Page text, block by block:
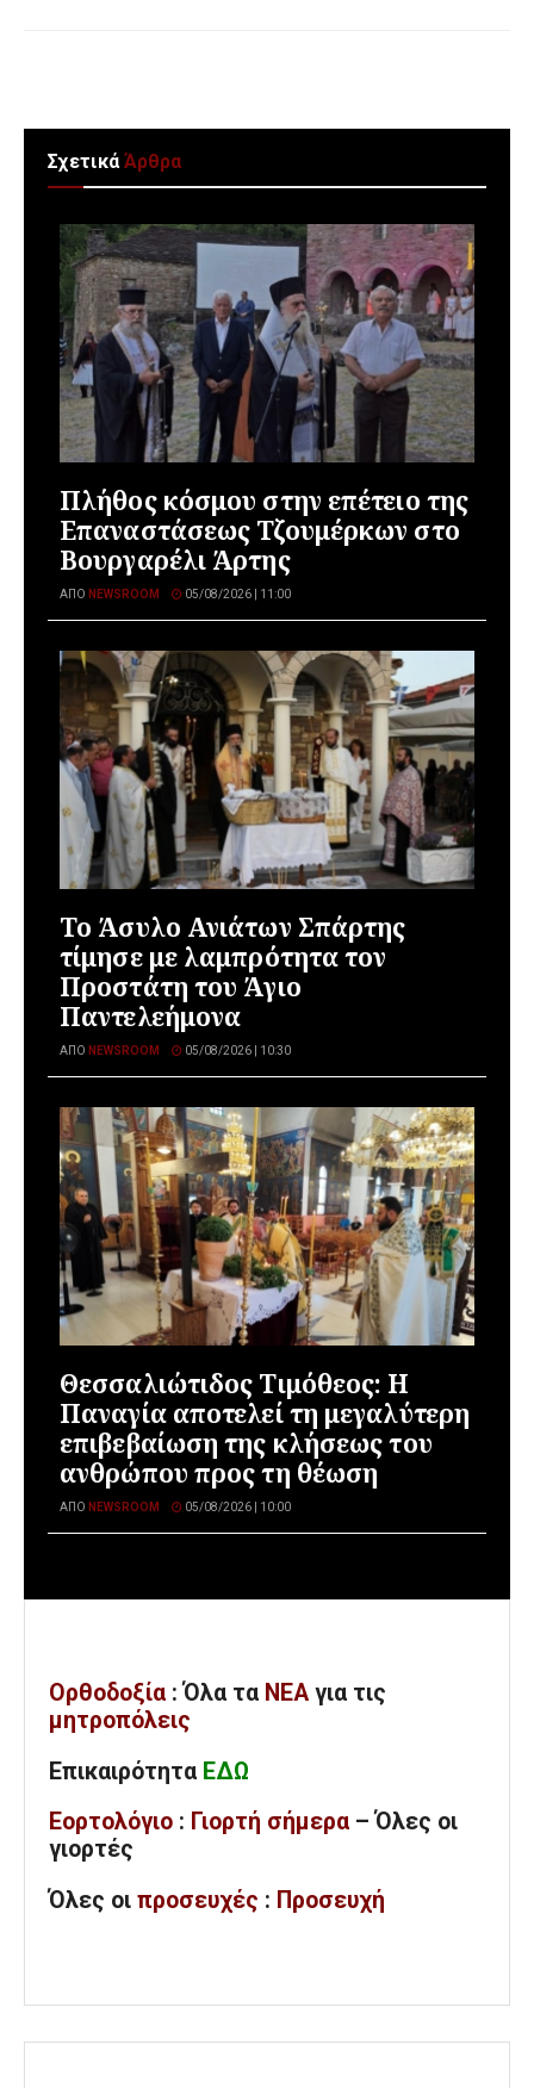
ΣχετικάΆρθρα
Πλήθος κόσμου στην επέτειο της
Επαναστάσεως Τζουμέρκων στο
Βουργαρέλι Άρτης
ΑΠΌ NEWSROOM 05/08/2026 | 11:00
Το Άσυλο Ανιάτων Σπάρτης
τίμησε με λαμπρότητα τον
Προστάτη του Άγιο
Παντελεήμονα
ΑΠΌ NEWSROOM 05/08/2026 | 10:30
Θεσσαλιώτιδος Τιμόθεος: Η
Παναγία αποτελεί τη μεγαλύτερη
επιβεβαίωση της κλήσεως του
ανθρώπου προς τη θέωση
ΑΠΌ NEWSROOM 05/08/2026 | 10:00
Ορθοδοξία : Όλα τα ΝΕΑ για τις
μητροπόλεις
Επικαιρότητα ΕΔΩ
Εορτολόγιο : Γιορτή σήμερα – Όλες οι
γιορτές
Όλες οι προσευχές : Προσευχή